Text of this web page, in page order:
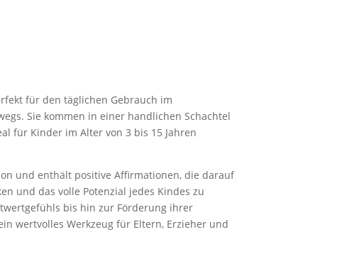
für den täglichen Gebrauch im
Sie kommen in einer handlichen Schachtel
für Kinder im Alter von 3 bis 15 Jahren
und enthält positive Affirmationen, die darauf
und das volle Potenzial jedes Kindes zu
bis hin zur Förderung ihrer
wertvolles Werkzeug für Eltern, Erzieher und